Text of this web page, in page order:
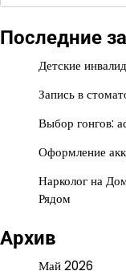
Последние
Детские
Запись в
Выбор гонгов:
Оформление
Нарколог на
Рядом
Архив
Май 2026